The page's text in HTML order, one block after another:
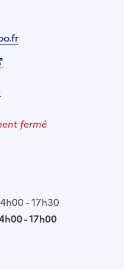
fermé
- 17h30
- 17h00